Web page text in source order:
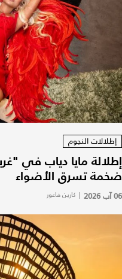
إطلالات النجوم
إطلالة مايا دياب في
ضخمة تسرق الأضواء
06 آب 2026 | كارين فاعور